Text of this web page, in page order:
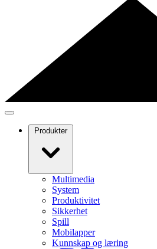
Produkter
Multimedia
System
Produktivitet
Sikkerhet
Spill
Mobilapper
Kunnskap og læring